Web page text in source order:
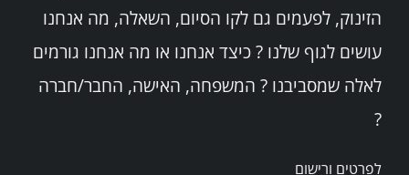
הזינוק, לפעמים גם לקו הסיום, השאלה, מה אנחנו
עושים לגוף שלנו ? כיצד אנחנו או מה אנחנו גורמים
לאלה שמסביבנו ? המשפחה, האישה, החבר/חברה
?
לפרטים ורישום